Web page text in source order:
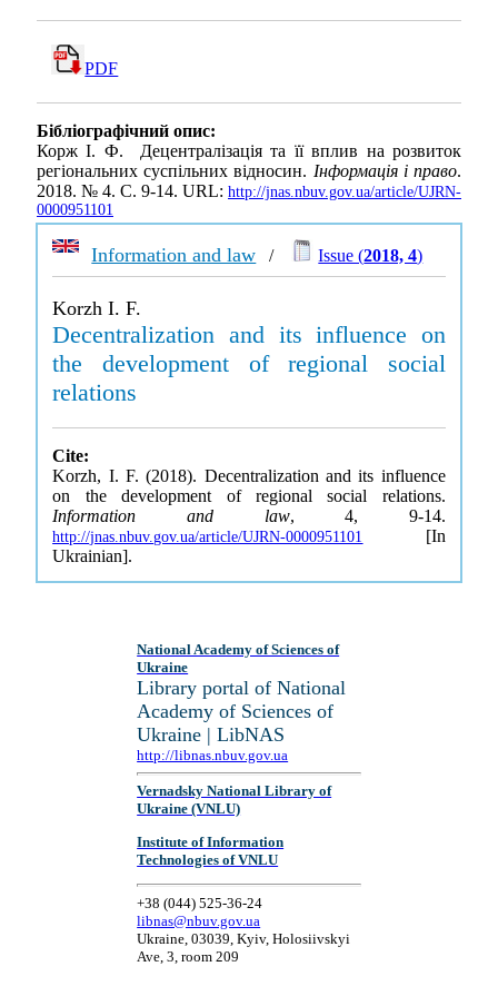
PDF
Бібліографічний опис:
Корж І. Ф. Децентралізація та її вплив на розвиток
регіональних суспільних відносин. Інформація і право.
2018. № 4. С. 9-14. URL: http://jnas.nbuv.gov.ua/article/UJRN-
0000951101
Information and law / Issue (2018, 4)
Korzh I. F.
Decentralization and its influence on
the development of regional social
relations
Cite:
Korzh, I. F. (2018). Decentralization and its influence
on the development of regional social relations.
Information and law, 4, 9-14.
http://jnas.nbuv.gov.ua/article/UJRN-0000951101
[In
Ukrainian].
National Academy of Sciences of
Ukraine
Library portal of National
Academy of Sciences of
Ukraine | LibNAS
http://libnas.nbuv.gov.ua
Vernadsky National Library of
Ukraine (VNLU)
Institute of Information
Technologies of VNLU
+38 (044) 525-36-24
libnas@nbuv.gov.ua
Ukraine, 03039, Kyiv, Holosiivskyi
Ave, 3, room 209